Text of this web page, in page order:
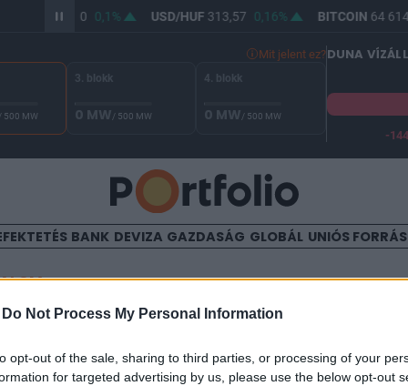
Do Not Process My Personal Information
opt-out of the sale, sharing to third parties, or processing of your
for targeted advertising by us, please use the below opt-out
362,10 0,1% USD/HUF 313,57 0,16% BITCOIN64
Mit jelent ez?
/ 500 MW
3. blokk
0 MW/ 500 MW
4. blokk
0 MW/ 500 MW
DUNA
-
BANK DEVIZA GAZDASÁG GLOBÁL UNIÓS
száguldott az ING